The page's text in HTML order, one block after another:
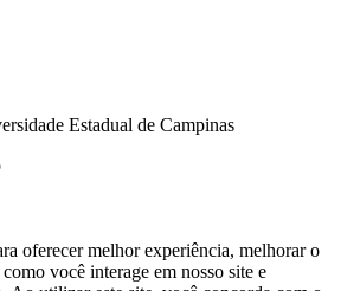
Estadual de Campinas
oferecer melhor experiência, melhorar o
você interage em nosso site e